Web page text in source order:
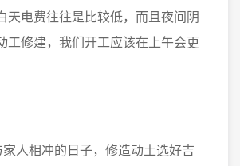
天电费往往是比较低，而且夜间阴
工修建，我们开工应该在上午会更
相冲的日子，修造动土选好吉